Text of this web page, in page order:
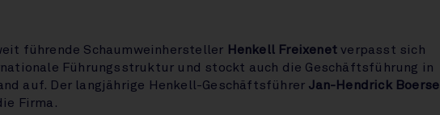
führende Schaumweinhersteller Henkell Freixenetverpasst sich
Führungsstruktur und stockt auch die Geschäftsführung in
auf. Der langjährige Henkell-Geschäftsführer Jan-Hendrick Boerse
Firma.